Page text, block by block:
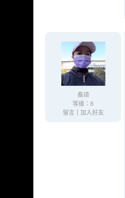
桑琦
等級：8
留言｜ 加入好友